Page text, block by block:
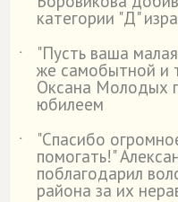
категории "Д"
˙
"Пусть ваша
же самобытной и
Оксана Молодых
юбилеем
˙
"Спасибо
помогать!"
поблагодарил
района за их